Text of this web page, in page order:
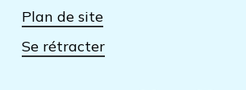
Plan de site
Se rétracter